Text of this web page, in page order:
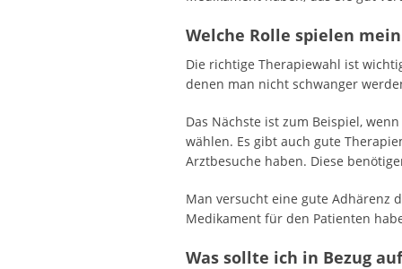
Welche Rolle spielen
Die richtige Therapiewahl ist
denen man nicht schwanger
Das Nächste ist zum Beispiel,
wählen. Es gibt auch gute
Arztbesuche haben. Diese
Man versucht eine gute Adhärenz
Medikament für den Patienten
Was sollte ich in Bezug